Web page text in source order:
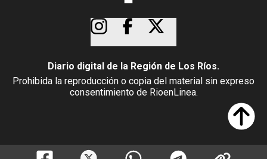
Diario digital de la Región de Los Ríos.
Prohibida la reproducción o copia del material sin expreso
consentimiento de RioenLinea.